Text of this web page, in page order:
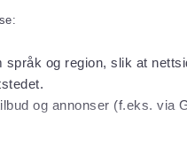
og region, slik at
og annonser (f.eks. via